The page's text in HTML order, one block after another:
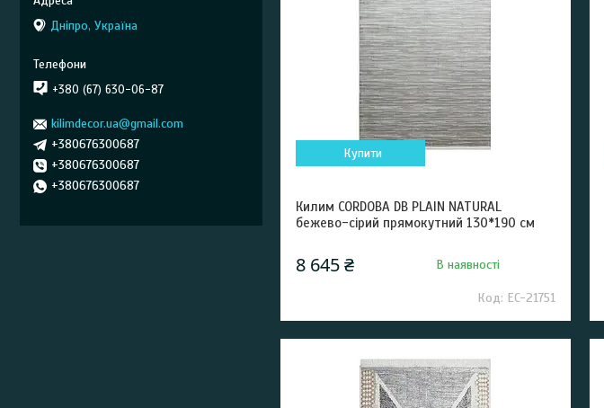
Купити
Килим CORDOBA DB PLAIN NATURAL
бежево-сірий прямокутний 130*190 см
8 645 ₴ В наявності
EC-21751
Дніпро, Україна
+380 (67) 630-06-87
kilimdecor.ua@gmail.com
+380676300687
+380676300687
+380676300687